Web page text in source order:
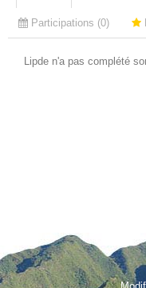
Participations (0)
Lipde n'a pas complété